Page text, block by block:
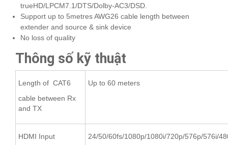
trueHD/LPCM7.1/DTS/Dolby-AC3/DSD.
Support up to 5metres AWG26 cable length between
extender and source & sink device
No loss of quality
Thông số kỹ thuật
Length of CAT6
cable between Rx
and TX
Up to 60 meters
HDMI Input 24/50/60fs/1080p/1080i/720p/576p/576i/